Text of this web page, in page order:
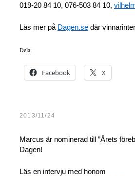
019-20 84 10, 076-503 84 10,
Läs mer på Dagen.se där
Dela:
Facebook X
2013/11/24
Marcus är nominerad till ”Årets
Dagen!
Läs en intervju med honom